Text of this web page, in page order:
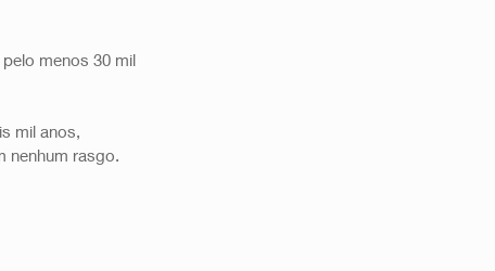
menos 30 mil
mil anos,
nenhum rasgo.